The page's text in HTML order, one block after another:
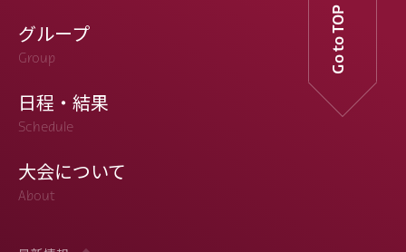
グループ
Group
日程・結果
Schedule
大会について
About
Go to TOP